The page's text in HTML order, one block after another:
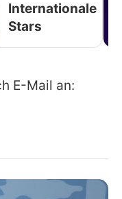
Internationale
Stars
E-Mail an: